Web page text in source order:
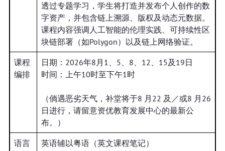
透过专题学习，学生将打造并发布个人创作的数
字资产，并包含链上溯源、版权及动态元数据。
课程内容强调人工智能的伦理实践、可持续性区
块链部署（如Polygon）以及链上网络验证。
课程
编排
日期：2026年8月1、5、8、12、15及19日
时间：上午10时至下午1时
（倘遇恶劣天气，补堂将于8 月22 及／或8 月26
日进行，请留意资优教育发展中心的最新公
布。）
语言 英语辅以粤语（英文课程笔记）